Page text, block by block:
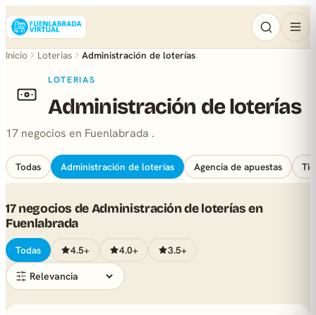
Inicio Loterias Administración de loterías
LOTERIAS
Administración de loterías
17 negocios en Fuenlabrada .
Todas Administración de loterías Agencia de apuestas
17 negocios de Administración de loterías en
Fuenlabrada
Todas 4.5+ 4.0+ 3.5+